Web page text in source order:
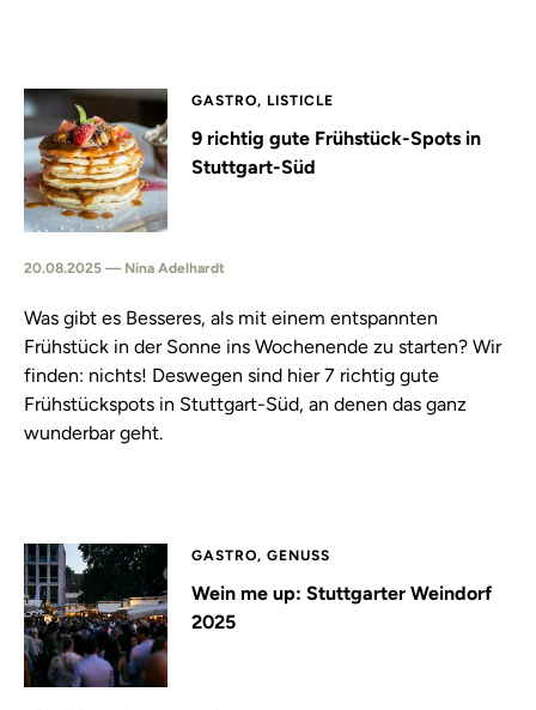
GASTRO, LISTICLE
9 richtig gute Frühstück-Spots in
Stuttgart-Süd
20.08.2025 — Nina Adelhardt
Was gibt es Besseres, als mit einem entspannten
Frühstück in der Sonne ins Wochenende zu starten? Wir
finden: nichts! Deswegen sind hier 7 richtig gute
Frühstückspots in Stuttgart-Süd, an denen das ganz
wunderbar geht.⁠
GASTRO, GENUSS
Wein me up: Stuttgarter Weindorf
2025